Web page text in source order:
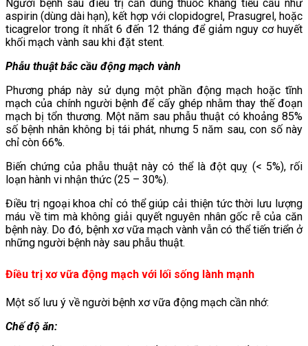
Người bệnh sau điều trị cần dùng thuốc kháng tiểu cầu như
aspirin (dùng dài hạn), kết hợp với clopidogrel, Prasugrel, hoặc
ticagrelor trong ít nhất 6 đến 12 tháng để giảm nguy cơ huyết
khối mạch vành sau khi đặt stent.
Phẫu thuật bắc cầu động mạch vành
Phương pháp này sử dụng một phần động mạch hoặc tĩnh
mạch của chính người bệnh để cấy ghép nhằm thay thế đoạn
mạch bị tổn thương. Một năm sau phẫu thuật có khoảng 85%
số bệnh nhân không bị tái phát, nhưng 5 năm sau, con số này
chỉ còn 66%.
Biến chứng của phẫu thuật này có thể là đột quỵ (< 5%), rối
loạn hành vi nhận thức (25 – 30%).
Điều trị ngoại khoa chỉ có thể giúp cải thiện tức thời lưu lượng
máu về tim mà không giải quyết nguyên nhân gốc rễ của căn
bệnh này. Do đó, bệnh xơ vữa mạch vành vẫn có thể tiến triển ở
những người bệnh này sau phẫu thuật.
Điều trị xơ vữa động mạch với lối sống lành mạnh
Một số lưu ý về người bệnh xơ vữa động mạch cần nhớ:
Chế độ ăn: